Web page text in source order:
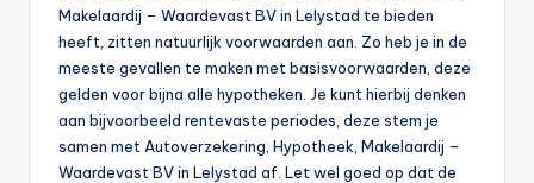
Makelaardij – Waardevast BV in Lelystad te bieden
heeft, zitten natuurlijk voorwaarden aan. Zo heb je in de
meeste gevallen te maken met basisvoorwaarden, deze
gelden voor bijna alle hypotheken. Je kunt hierbij denken
aan bijvoorbeeld rentevaste periodes, deze stem je
samen met Autoverzekering, Hypotheek, Makelaardij –
Waardevast BV in Lelystad af. Let wel goed op dat de